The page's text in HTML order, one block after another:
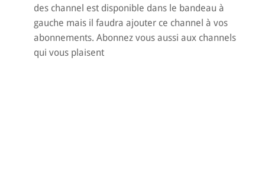
des channel est disponible dans le bandeau à
gauche mais il faudra ajouter ce channel à vos
abonnements. Abonnez vous aussi aux channels
qui vous plaisent